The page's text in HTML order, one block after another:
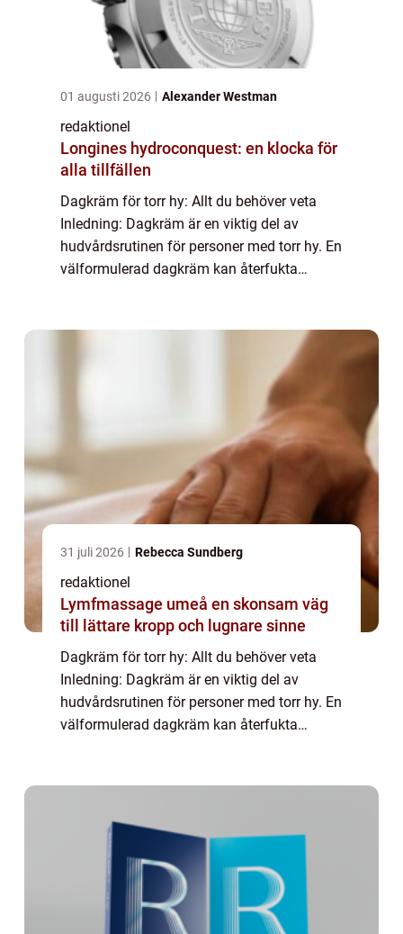
01 augusti 2026 Alexander Westman
redaktionel
Longines hydroconquest: en klocka för
alla tillfällen
Dagkräm för torr hy: Allt du behöver veta
Inledning: Dagkräm är en viktig del av
hudvårdsrutinen för personer med torr hy. En
välformulerad dagkräm kan återfukta
31 juli 2026 Rebecca Sundberg
redaktionel
Lymfmassage umeå en skonsam väg
till lättare kropp och lugnare sinne
Dagkräm för torr hy: Allt du behöver veta
Inledning: Dagkräm är en viktig del av
hudvårdsrutinen för personer med torr hy. En
välformulerad dagkräm kan återfukta